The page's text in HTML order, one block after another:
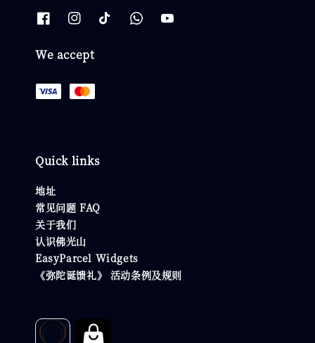
We accept
Quick links
地址
常见问题 FAQ
关于我们
认识佛光山
EasyParcel Widgets
《弥陀诞馈礼》 活动条例及规则